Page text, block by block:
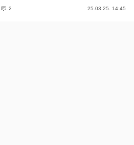
2 25.03.25. 14:45